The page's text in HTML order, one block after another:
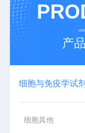
产
细胞与免疫学试剂
细胞其他